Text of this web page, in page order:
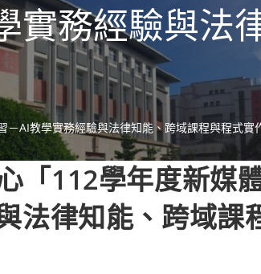
實務經驗與法
AI教學實務經驗與法律知能、跨域課程與程式實
「112學年度新媒
法律知能、跨域課